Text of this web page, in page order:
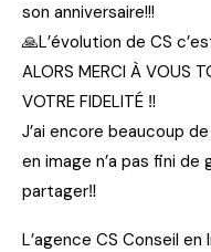
son anniversaire!!!
🙏L’évolution de CS
ALORS MERCI À VOUS
VOTRE FIDELITÉ ‼
J’ai encore beaucoup
en image n’a pas fini de
partager‼
L’agence CS Conseil en